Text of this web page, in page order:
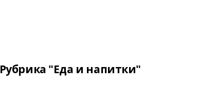
Рубрика "Еда и напитки"